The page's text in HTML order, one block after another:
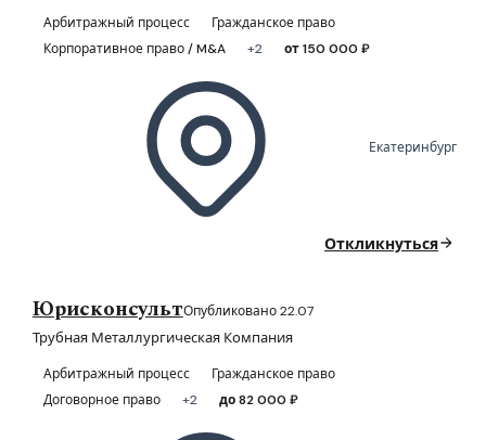
Арбитражный процесс
Гражданское право
Корпоративное право / M&A
+2 от 150 000 ₽
Екатеринбург
Откликнуться
ЮрисконсультОпубликовано 22.07
Трубная Металлургическая Компания
Арбитражный процесс
Гражданское право
Договорное право
+2 до 82 000 ₽